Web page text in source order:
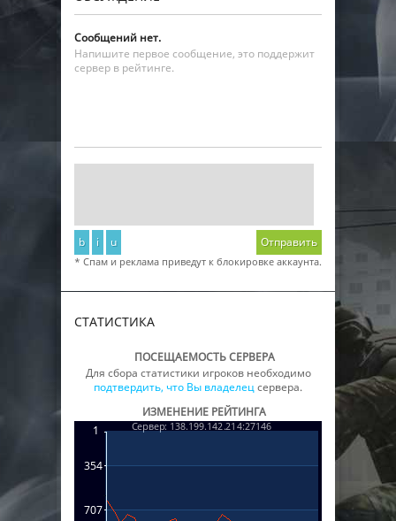
Сообщений нет.
Напишите первое сообщение, это поддержит
сервер в рейтинге.
b i u Отправить
* Спам и реклама приведут к блокировке аккаунта.
СТАТИСТИКА
ПОСЕЩАЕМОСТЬ СЕРВЕРА
Для сбора статистики игроков необходимо
подтвердить, что Вы владелецсервера.
ИЗМЕНЕНИЕ РЕЙТИНГА